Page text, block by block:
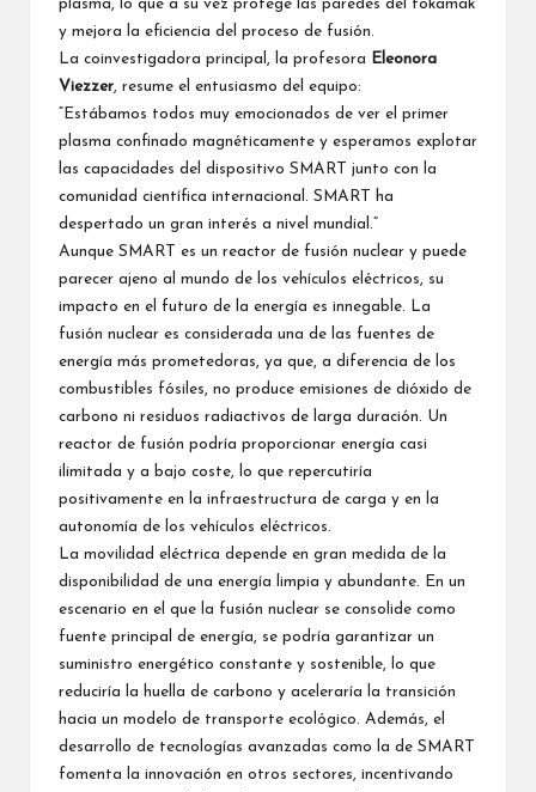
plasma, lo que a su vez protege las paredes del tokamak
y mejora la eficiencia del proceso de fusión.
La coinvestigadora principal, la profesora
Eleonora
Viezzer , resume el entusiasmo del equipo:
“Estábamos todos muy emocionados de ver el primer
plasma confinado magnéticamente y esperamos explotar
las capacidades del dispositivo SMART junto con la
comunidad científica internacional. SMART ha
despertado un gran interés a nivel mundial.”
Aunque SMART es un reactor de fusión nuclear y puede
parecer ajeno al mundo de los vehículos eléctricos, su
impacto en el futuro de la energía es innegable. La
fusión nuclear es considerada una de las fuentes de
energía más prometedoras, ya que, a diferencia de los
combustibles fósiles, no produce emisiones de dióxido de
carbono ni residuos radiactivos de larga duración. Un
reactor de fusión podría proporcionar energía casi
ilimitada y a bajo coste, lo que repercutiría
positivamente en la infraestructura de carga y en la
autonomía de los vehículos eléctricos.
La movilidad eléctrica depende en gran medida de la
disponibilidad de una energía limpia y abundante. En un
escenario en el que la fusión nuclear se consolide como
fuente principal de energía, se podría garantizar un
suministro energético constante y sostenible, lo que
reduciría la huella de carbono y aceleraría la transición
hacia un modelo de transporte ecológico. Además, el
desarrollo de tecnologías avanzadas como la de SMART
fomenta la innovación en otros sectores, incentivando